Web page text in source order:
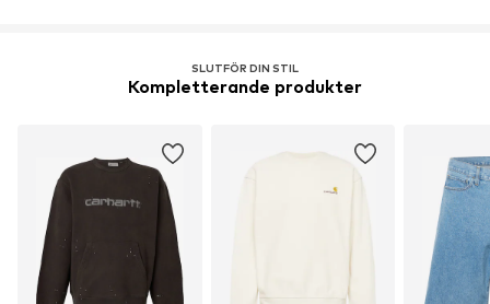
SLUTFÖR DIN STIL
Kompletterande produkter